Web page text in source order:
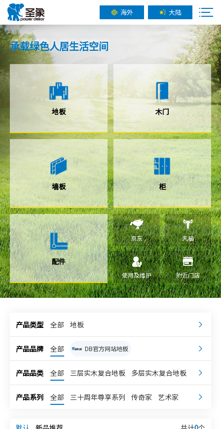
海外 大陆
承载绿色人居生活空间
地板 木门
墙板 柜
配件
京东 天猫
使用及维护 附近门店
产品类型 全部 地板
产品品牌 全部 DB官方网站地板
DB官方网站康逸 嘉兰奇
产品品类 全部 三层实木复合地板
多层实木复合地板
DB官方网站超次元
产品系列 全部 三十周年尊享系列 传奇家 艺术家